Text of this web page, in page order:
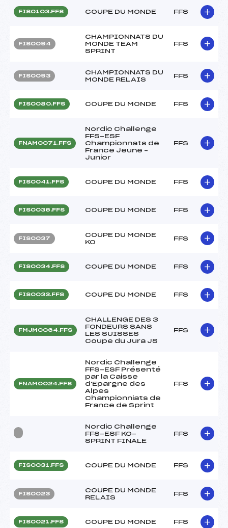
FIS0103.FFS COUPE DU MONDE FFS
FIS0094
CHAMPIONNATS DU
MONDE TEAM
SPRINT
FFS
FIS0093
CHAMPIONNATS DU
MONDE RELAIS
FFS
FIS0080.FFS COUPE DU MONDE FFS
FNAM0071.FFS
Nordic Challenge
FFS-ESF
Championnats de
France Jeune –
Junior
FFS
FIS0041.FFS COUPE DU MONDE FFS
FIS0036.FFS COUPE DU MONDE FFS
FIS0037
COUPE DU MONDE
KO
FFS
FIS0034.FFS COUPE DU MONDE FFS
FIS0033.FFS COUPE DU MONDE FFS
FMJM0064.FFS
CHALLENGE DES 3
FONDEURS SANS
LES SUISSES
Coupe du Jura JS
FFS
FNAM0024.FFS
Nordic Challenge
FFS-ESF Présenté
par la Caisse
d'Epargne des
Alpes
Championniats de
France de Sprint
FFS
Nordic Challenge
FFS-ESF KO-
SPRINT FINALE
FFS
FIS0031.FFS COUPE DU MONDE FFS
FIS0023
COUPE DU MONDE
RELAIS
FFS
FIS0021.FFS COUPE DU MONDE FFS